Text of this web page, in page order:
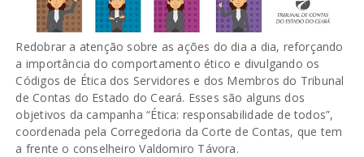
Redobrar a atenção sobre as ações do dia a dia, reforçando
a importância do comportamento ético e divulgando os
Códigos de Ética dos Servidores e dos Membros do Tribunal
de Contas do Estado do Ceará. Esses são alguns dos
objetivos da campanha “Ética: responsabilidade de todos”,
coordenada pela Corregedoria da Corte de Contas, que tem
a frente o conselheiro Valdomiro Távora.